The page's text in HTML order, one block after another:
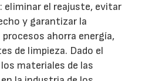
eliminar el reajuste, evitar
y garantizar la
ahorra energía,
de limpieza. Dado el
materiales de las